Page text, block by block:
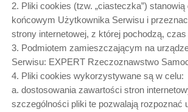
2. Pliki cookies (tzw. „ciasteczka”)
końcowym Użytkownika Serwisu i
strony internetowej, z której pochodzą,
3. Podmiotem zamieszczającym na
Serwisu: EXPERT Rzeczoznawstwo
4. Pliki cookies wykorzystywane są w celu:
a. dostosowania zawartości stron
szczególności pliki te pozwalają rozpoznać